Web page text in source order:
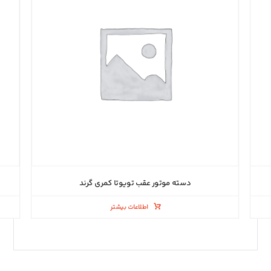
دسته موتور عقب تویوتا کمری گرند
اطلاعات بیشتر